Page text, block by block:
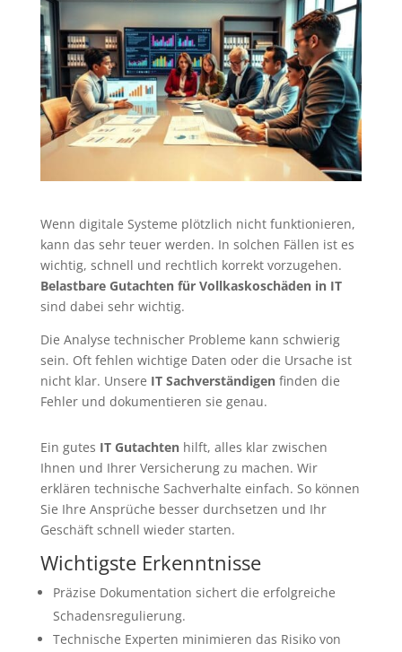
Wenn digitale Systeme plötzlich nicht funktionieren,
kann das sehr teuer werden. In solchen Fällen ist es
wichtig, schnell und rechtlich korrekt vorzugehen.
Belastbare Gutachten für Vollkaskoschäden in IT
sind dabei sehr wichtig.
Die Analyse technischer Probleme kann schwierig
sein. Oft fehlen wichtige Daten oder die Ursache ist
nicht klar. Unsere IT Sachverständigenfinden die
Fehler und dokumentieren sie genau.
Ein gutes IT Gutachtenhilft, alles klar zwischen
Ihnen und Ihrer Versicherung zu machen. Wir
erklären technische Sachverhalte einfach. So können
Sie Ihre Ansprüche besser durchsetzen und Ihr
Geschäft schnell wieder starten.
Wichtigste Erkenntnisse
Präzise Dokumentation sichert die erfolgreiche
Schadensregulierung.
Technische Experten minimieren das Risiko von